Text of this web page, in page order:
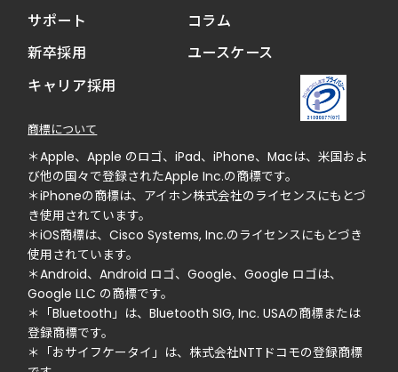
サポート
新卒採用
キャリア採用
コラム
ユースケース
商標について
＊Apple、Apple のロゴ、iPad、iPhone、Macは、米国およ
び他の国々で登録されたApple Inc.の商標です。
＊iPhoneの商標は、アイホン株式会社のライセンスにもとづ
き使用されています。
＊iOS商標は、Cisco Systems, Inc.のライセンスにもとづき
使用されています。
＊Android、Android ロゴ、Google、Google ロゴは、
Google LLC の商標です。
＊「Bluetooth」は、Bluetooth SIG, Inc. USAの商標または
登録商標です。
＊「おサイフケータイ」は、株式会社NTTドコモの登録商標